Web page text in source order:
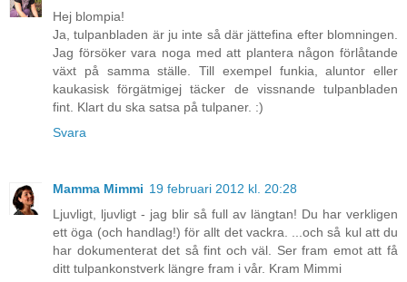
Hej blompia!
Ja, tulpanbladen är ju inte så där jättefina efter blomningen.
Jag försöker vara noga med att plantera någon förlåtande
växt på samma ställe. Till exempel funkia, aluntor eller
kaukasisk förgätmigej täcker de vissnande tulpanbladen
fint. Klart du ska satsa på tulpaner. :)
Svara
Mamma Mimmi 19 februari 2012 kl. 20:28
Ljuvligt, ljuvligt - jag blir så full av längtan! Du har verkligen
ett öga (och handlag!) för allt det vackra. ...och så kul att du
har dokumenterat det så fint och väl. Ser fram emot att få
ditt tulpankonstverk längre fram i vår. Kram Mimmi